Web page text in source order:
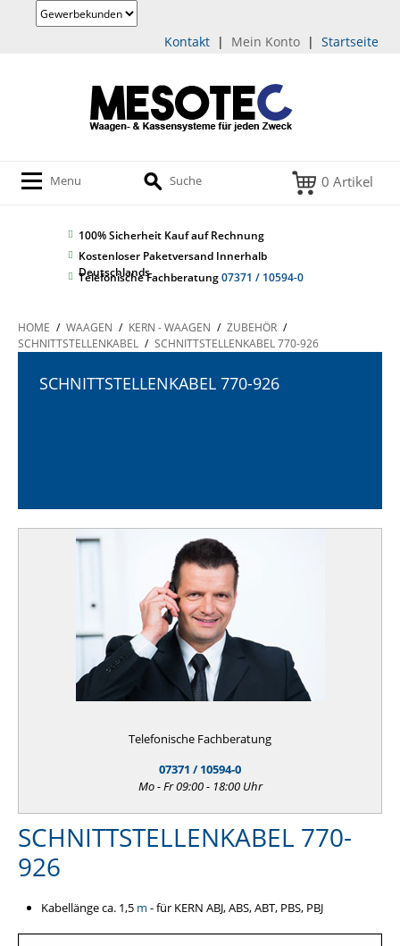
Startseite
|
Mein Konto
|
Kontakt
Menu Suche 0 Artikel
100% Sicherheit Kauf auf Rechnung
Kostenloser Paketversand Innerhalb
Deutschlands
Telefonische Fachberatung07371 / 10594-0
HOME / WAAGEN / KERN - WAAGEN / ZUBEHÖR /
SCHNITTSTELLENKABEL / SCHNITTSTELLENKABEL 770-926
SCHNITTSTELLENKABEL 770-926
Telefonische Fachberatung
07371 / 10594-0
Mo - Fr 09:00 - 18:00 Uhr
SCHNITTSTELLENKABEL 770-
926
Kabellänge ca. 1,5 m - für KERN ABJ, ABS, ABT, PBS, PBJ